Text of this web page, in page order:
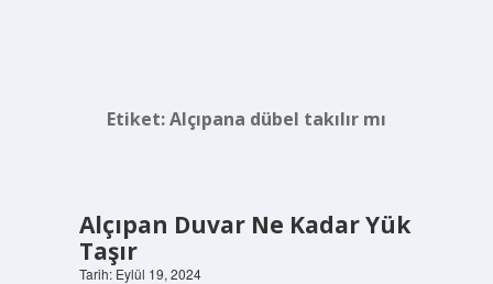
Etiket:Alçıpana dübel takılır mı
Alçıpan Duvar Ne Kadar Yük
Taşır
Tarih: Eylül 19, 2024